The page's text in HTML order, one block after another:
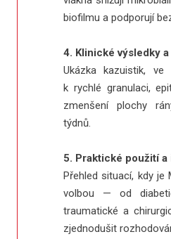
biofilmu a podporují
4. Klinické výsledky
Ukázka kazuistik, ve
k rychlé granulaci,
zmenšení plochy
týdnů.
5. Praktické použití a
Přehled situací, kdy je
volbou — od
traumatické a
zjednodušit